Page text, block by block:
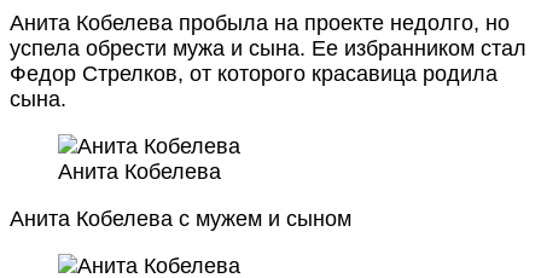
Анита Кобелева пробыла на проекте недолго, но
успела обрести мужа и сына. Ее избранником стал
Федор Стрелков, от которого красавица родила
сына.
Анита Кобелева
Анита Кобелева с мужем и сыном